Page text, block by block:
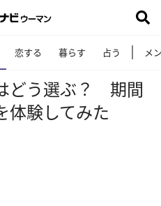
恋する 暮らす 占う メ
どう選ぶ？ 期間
体験してみた